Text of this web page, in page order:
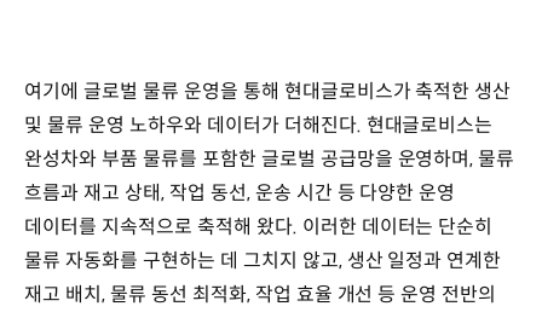
여기에 글로벌 물류 운영을 통해 현대글로비스가 축적한 생산
및 물류 운영 노하우와 데이터가 더해진다. 현대글로비스는
완성차와 부품 물류를 포함한 글로벌 공급망을 운영하며, 물류
흐름과 재고 상태, 작업 동선, 운송 시간 등 다양한 운영
데이터를 지속적으로 축적해 왔다. 이러한 데이터는 단순히
물류 자동화를 구현하는 데 그치지 않고, 생산 일정과 연계한
재고 배치, 물류 동선 최적화, 작업 효율 개선 등 운영 전반의